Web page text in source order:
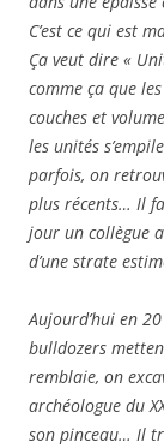
C’est ce qui est
Ça veut dire «
comme ça que
couches et
les unités
parfois, on
plus récents… Il
jour un collègue
d’une strate
Aujourd’hui en
bulldozers
remblaie, on
archéologue du
son pinceau… Il